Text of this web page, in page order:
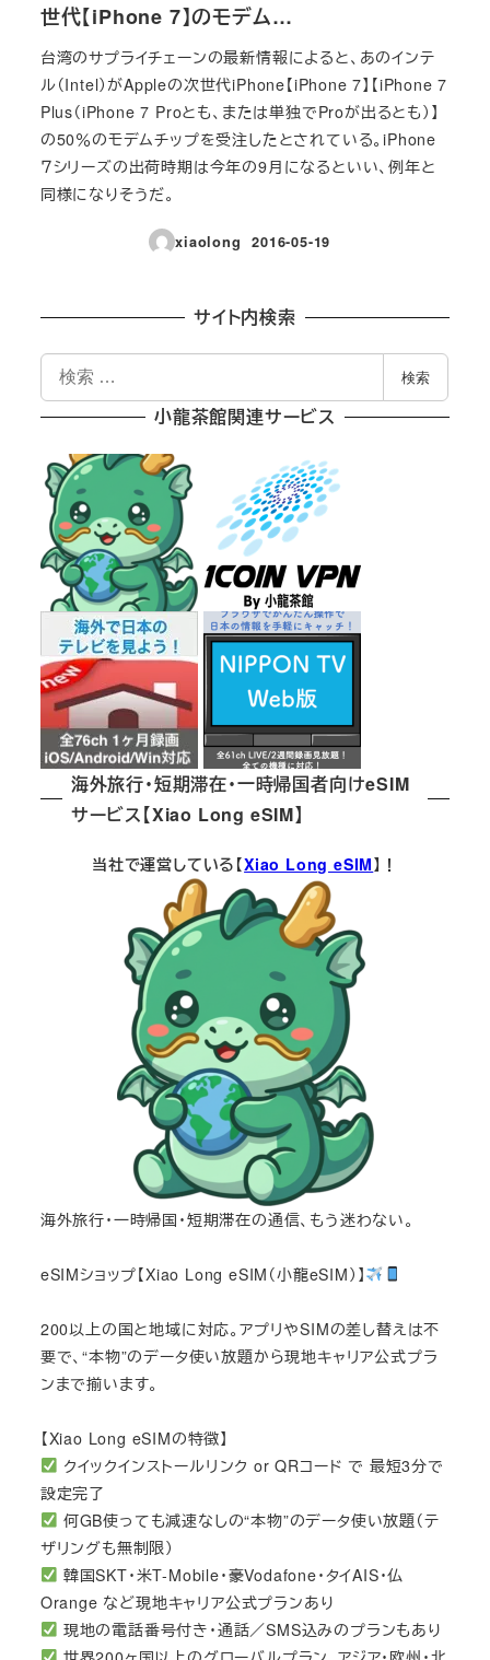
世代【iPhone 7】のモデム…
台湾のサプライチェーンの最新情報によると、あのインテ
ル（Intel）がAppleの次世代iPhone【iPhone 7】【iPhone 7
Plus（iPhone 7 Proとも、または単独でProが出るとも）】
の50％のモデムチップを受注したとされている。iPhone
７シリーズの出荷時期は今年の9月になるといい、例年と
同様になりそうだ。
xiaolong
投稿日
2016-05-19
サイト内検索
索
検索
小龍茶館関連サービス
海外旅行・短期滞在・一時帰国者向けeSIM
サービス【Xiao Long eSIM】
当社で運営している【Xiao Long eSIM】！
海外旅行・一時帰国・短期滞在の通信、もう迷わない。
eSIMショップ【Xiao Long eSIM（小龍eSIM）】
200以上の国と地域に対応。アプリやSIMの差し替えは不
要で、“本物”のデータ使い放題から現地キャリア公式プラ
ンまで揃います。
【Xiao Long eSIMの特徴】
クイックインストールリンク or QRコード で 最短3分で
設定完了
何GB使っても減速なしの“本物”のデータ使い放題（テ
ザリングも無制限）
韓国SKT・米T-Mobile・豪Vodafone・タイAIS・仏
Orange など現地キャリア公式プランあり
現地の電話番号付き・通話／SMS込みのプランもあり